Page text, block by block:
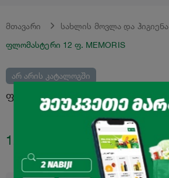
მთავარი სახლის მოვლა და ჰიგიენა
ფლომასტერი 12 ფ. MEMORIS
არ არის კატალოგში
ფლომასტერი 12 ფ. MEMORIS
1.39